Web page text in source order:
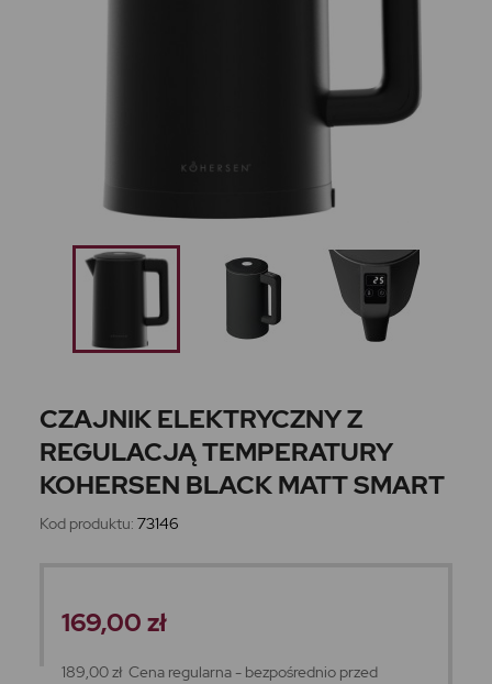
CZAJNIK ELEKTRYCZNY Z
REGULACJĄ TEMPERATURY
KOHERSEN BLACK MATT SMART
Kod produktu: 73146
169,00 zł
189,00 zł Cena regularna - bezpośrednio przed